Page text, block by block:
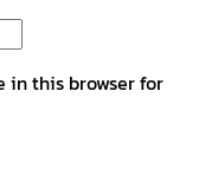
in this browser for